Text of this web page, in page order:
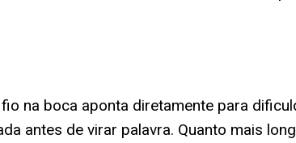
na boca aponta diretamente para
antes de virar palavra. Quanto mais